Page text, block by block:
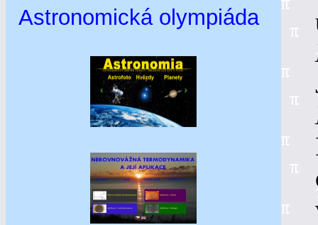
Astronomická olympiáda